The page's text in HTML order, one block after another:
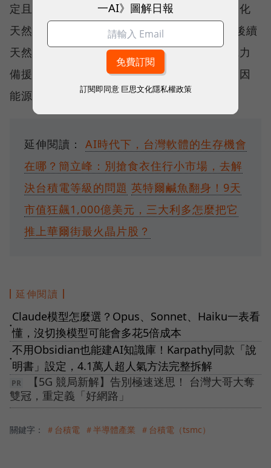
定且充足。針對台灣近期情勢，政府已確保液化
天然氣供應至少可維持至5月，並正積極擴大後續
天然氣來源、分散採購區域，同時規劃其他電力
備援方案。因此，台積電預期，近期營運不會因
能源供應而受到干擾或衝擊。
延伸閱讀： AI時代下，台灣軟體的生存機會
在哪？簡立峰：別搶食衣住行小市場，去解
決台積電等級的問題 英特爾鹹魚翻身！9天
市值狂飆1,000億美元，三大利多怎麼把它
推上華爾街最火晶片股？
延伸閱讀
●
Claude模型怎麼選？Opus、Sonnet、Haiku一表看
懂，沒切換模型可能會多花5倍成本
●
不用Obsidian也能建AI知識庫！Karpathy同款「說
明書」設定，4.1萬人超人氣方法完整拆解
【5G 競局新解】告別極速迷思！ 台灣大哥大奪
雙冠，重定義「好網路」
關鍵字： ＃台積電 ＃半導體產業 ＃台積電（tsmc）
一AI》圖解日報
訂閱即同意 巨思文化隱私權政策